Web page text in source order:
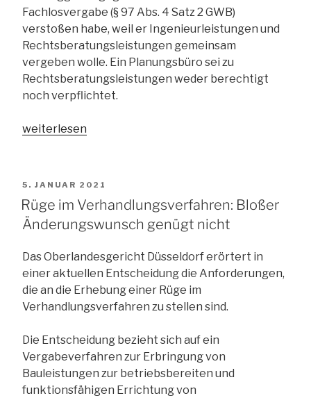
Fachlosvergabe (§ 97 Abs. 4 Satz 2 GWB)
verstoßen habe, weil er Ingenieurleistungen und
Rechtsberatungsleistungen gemeinsam
vergeben wolle. Ein Planungsbüro sei zu
Rechtsberatungsleistungen weder berechtigt
noch verpflichtet.
„Erkennbarkeit
konkreten
Bieterkreis
es
an“
weiterlesen
VERÖFFENTLICHT
AM
5. JANUAR 2021
Rüge im Verhandlungsverfahren: Bloßer
Änderungswunsch genügt nicht
Das Oberlandesgericht Düsseldorf erörtert in
einer aktuellen Entscheidung die Anforderungen,
die an die Erhebung einer Rüge im
Verhandlungsverfahren zu stellen sind.
Die Entscheidung bezieht sich auf ein
Vergabeverfahren zur Erbringung von
Bauleistungen zur betriebsbereiten und
funktionsfähigen Errichtung von